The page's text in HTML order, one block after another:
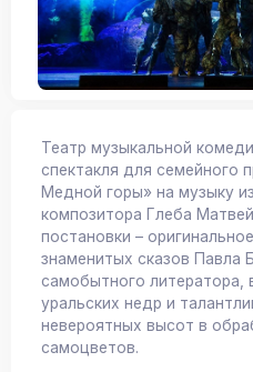
Театр музыкальной
спектакля для семейного
Медной горы» на музыку
композитора Глеба
постановки –
знаменитых сказов
самобытного литератора,
уральских недр и
невероятных высот в
самоцветов.